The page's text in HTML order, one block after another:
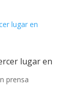
lugar en
prensa